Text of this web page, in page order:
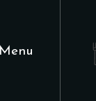
Menu